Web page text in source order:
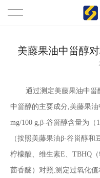
美藤果油中甾醇
通过测定美藤果油中甾
中甾醇的主要成分,美藤果油
mg/100 g,β-谷甾醇含量为（
（按照美藤果油β-谷甾醇
柠檬酸、维生素E、TBHQ
茴香醚）对照,测定过氧化
关于我们
产品中心
了解美藤果
代理招商